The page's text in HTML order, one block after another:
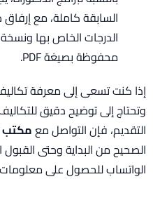
السابقة كاملة، مع
الدرجات الخاص بها ونسخة
محفوظة بصيغة PDF.
إذا كنت تسعى إلى معرفة
وتحتاج إلى توضيح دقيق
التقديم، فإن التواصل معمكتب
الصحيح من البداية وحتى القبول
الواتساب للحصول على